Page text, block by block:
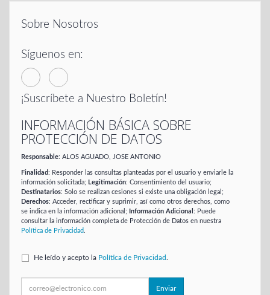
Sobre Nosotros
Síguenos en:
¡Suscríbete a Nuestro Boletín!
INFORMACIÓN BÁSICA SOBRE
PROTECCIÓN DE DATOS
Responsable: ALOS AGUADO, JOSE ANTONIO
Finalidad: Responder las consultas planteadas por el usuario y enviarle la
información solicitada; Legitimación: Consentimiento del usuario;
Destinatarios: Solo se realizan cesiones si existe una obligación legal;
Derechos: Acceder, rectificar y suprimir, así como otros derechos, como
se indica en la información adicional;
Información Adicional : Puede
consultar la información completa de Protección de Datos en nuestra
Política de Privacidad
He leído y acepto la Política de Privacidad
Enviar